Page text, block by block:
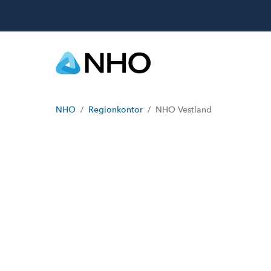
NHO Regionkontor NHO Vestland